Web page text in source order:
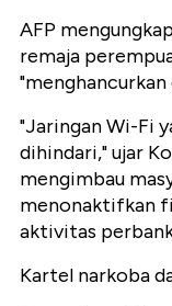
AFP
remaja
"Jaringan Wi-Fi
dihindari," ujar
mengimbau
menonaktifkan
aktivitas
Kartel narkoba